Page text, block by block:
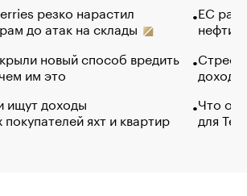
резко нарастил
до атак на склады
новый способ вредить
им это
ищут доходы
яхт и квартир
ЕС
нефти
Что
для